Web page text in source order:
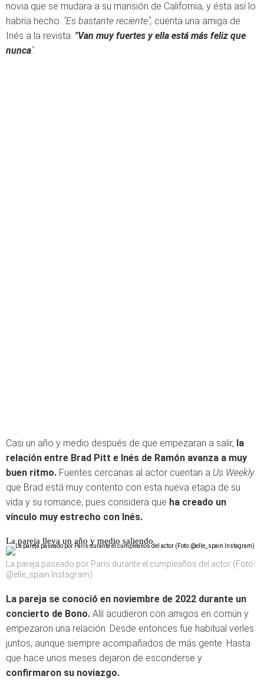
novia que se mudara a su mansión de California, y ésta así lo
habría hecho. "Es bastante reciente", cuenta una amiga de
Inés a la revista. "Van muy fuertes y ella está más feliz que
nunca".
Casi un año y medio después de que empezaran a salir, la
relación entre Brad Pitt e Inés de Ramón avanza a muy
buen ritmo. Fuentes cercanas al actor cuentan a Us Weekly
que Brad está muy contento con esta nueva etapa de su
vida y su romance, pues considera que ha creado un
vínculo muy estrecho con Inés.
La pareja lleva un año y medio saliendo
La pareja paseado por Paris durante el cumpleaños del actor (Foto:
@elle_spain Instagram)
La pareja se conoció en noviembre de 2022 durante un
concierto de Bono. Allí acudieron con amigos en común y
empezaron una relación. Desde entonces fue habitual verles
juntos, aunque siempre acompañados de más gente. Hasta
que hace unos meses dejaron de esconderse y
confirmaron su noviazgo.